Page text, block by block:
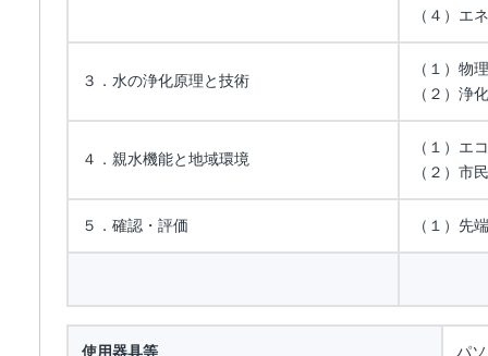
（４）エ
３．水の浄化原理と技術
（１）物
（２）浄
４．親水機能と地域環境
（１）エ
（２）市
５．確認・評価 （１）先
使用器具等 パ